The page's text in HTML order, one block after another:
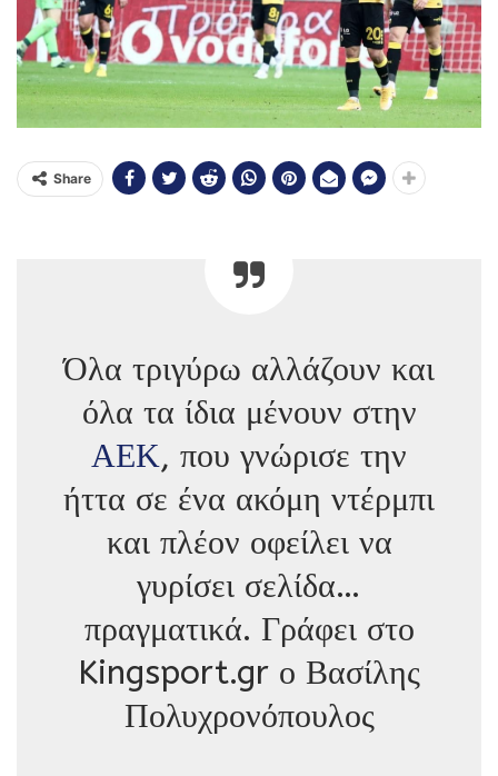
Share
Όλα τριγύρω αλλάζουν και
όλα τα ίδια μένουν στην
ΑΕΚ, που γνώρισε την
ήττα σε ένα ακόμη ντέρμπι
και πλέον οφείλει να
γυρίσει σελίδα…
πραγματικά. Γράφει στο
Kingsport.gr ο Βασίλης
Πολυχρονόπουλος